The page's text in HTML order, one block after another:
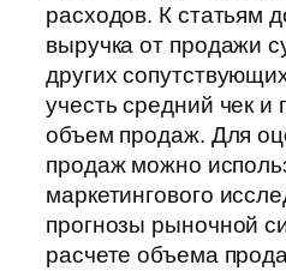
расходов. К статьям
выручка от продажи
других
учесть средний чек
объем продаж. Для
продаж можно
маркетингового
прогнозы рыночной
расчете объема